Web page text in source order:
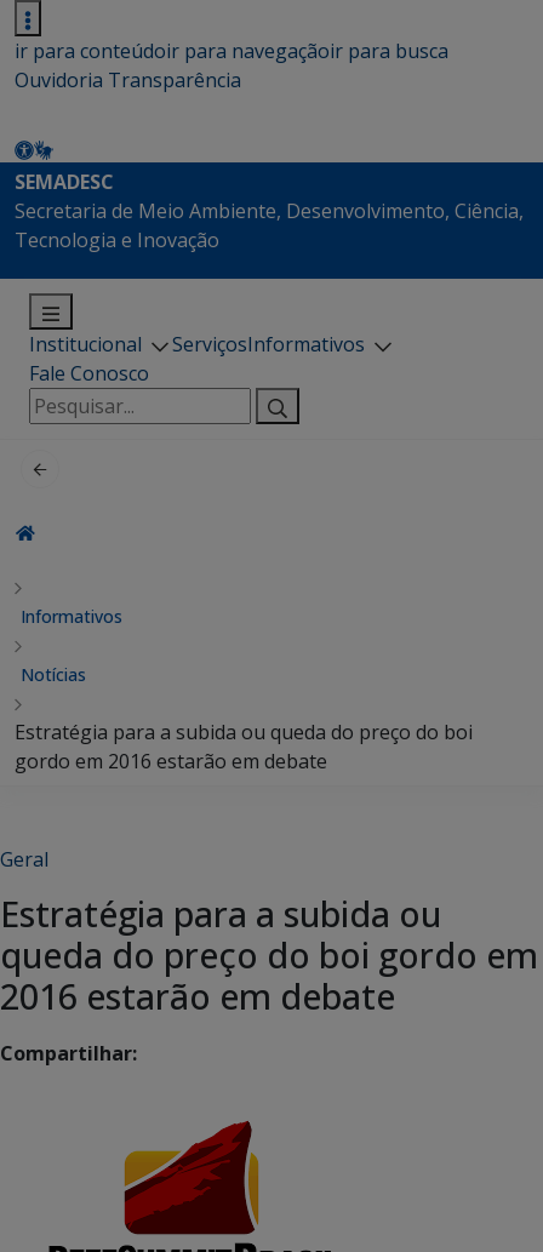
ir para conteúdoir para navegaçãoir para busca
Ouvidoria Transparência
SEMADESC
Secretaria de Meio Ambiente, Desenvolvimento, Ciência,
Tecnologia e Inovação
Institucional ServiçosInformativos
Fale Conosco
Pesquisar
por:
Informativos
Notícias
Estratégia para a subida ou queda do preço do boi
gordo em 2016 estarão em debate
Geral
Estratégia para a subida ou
queda do preço do boi gordo em
2016 estarão em debate
Compartilhar: